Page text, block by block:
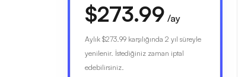
$273.99 /ay
Aylık $273.99 karşılığında 2 yıl süreyle
yenilenir. İstediğiniz zaman iptal
edebilirsiniz.